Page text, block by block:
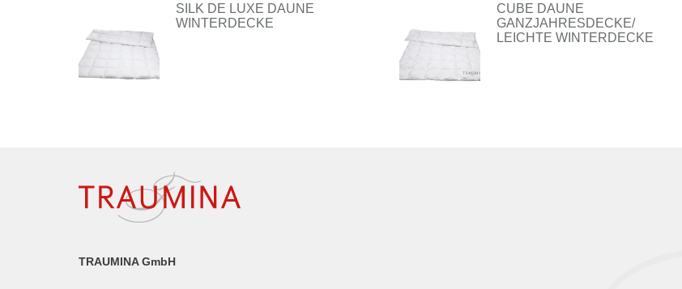
SILK DE LUXE DAUNE
WINTERDECKE
CUBE DAUNE
GANZJAHRESDECKE/
LEICHTE WINTERDECKE
TRAUMINA GmbH